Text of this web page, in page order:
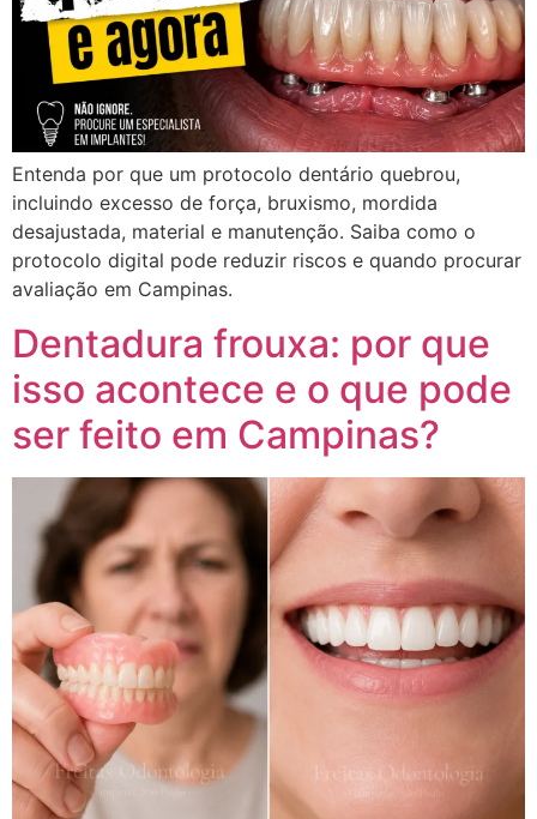
Entenda por que um protocolo dentário quebrou,
incluindo excesso de força, bruxismo, mordida
desajustada, material e manutenção. Saiba como o
protocolo digital pode reduzir riscos e quando procurar
avaliação em Campinas.
Dentadura frouxa: por que
isso acontece e o que pode
ser feito em Campinas?